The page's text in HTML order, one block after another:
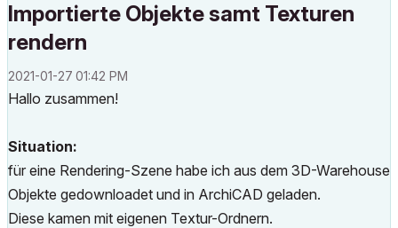
Importierte Objekte samt Texturen
rendern
‎2021-01-27 01:42 PM
Hallo zusammen!
Situation:
für eine Rendering-Szene habe ich aus dem 3D-Warehouse
Objekte gedownloadet und in ArchiCAD geladen.
Diese kamen mit eigenen Textur-Ordnern.